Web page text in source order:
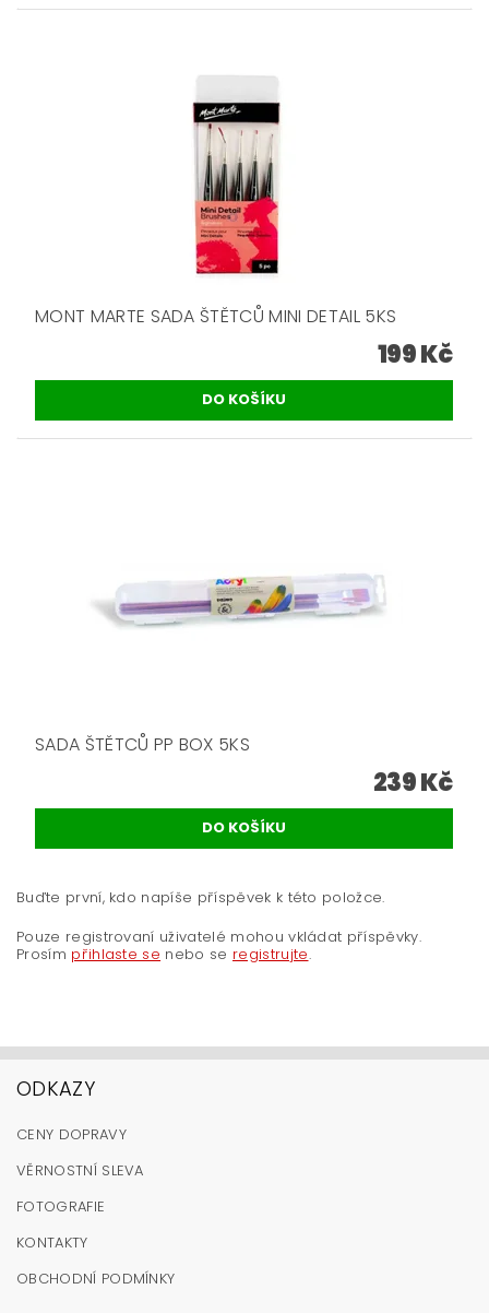
MONT MARTE SADA ŠTĚTCŮ MINI DETAIL 5KS
199 Kč
SADA ŠTĚTCŮ PP BOX 5KS
239 Kč
Buďte první, kdo napíše příspěvek k této položce.
Pouze registrovaní uživatelé mohou vkládat příspěvky.
Prosím přihlaste se nebo se registrujte.
ODKAZY
CENY DOPRAVY
VĚRNOSTNÍ SLEVA
FOTOGRAFIE
KONTAKTY
OBCHODNÍ PODMÍNKY